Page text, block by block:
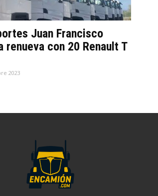
Juan Francisco
renueva con 20 Renault T
2023